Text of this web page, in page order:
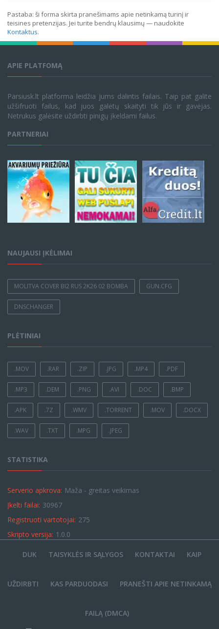
Pastaba: ši forma skirta pranešimams apie netinkamą turinį ir
teisines pretenzijas. Jei turite bendrų klausimų — naudokite
Kontaktus.
APIE PLATFOMĄ
Parsiusk.lt platforma leidžia jums dalintis failais. Taip pat galite
užšifruoti failus, kad juos galėtų skaityti tik jūs ir gavėjas.
Netrukus galėsite uždirbti pinigų įkeldami failus.
PARTNERIAI
NAUJAUSI ĮKĖLIMAI
MOLITVA COVER BI2 RUS 2K26 02 BOMBA GUN.CFG
DNSCHANGER
PLĖTINIAI
.MOV .RAR .ZIP .JPG .MP4 .PDF
.MP3 .DEM .PNG .AVI .DOC .BMP
.APK .7Z .WMV .TORRENT .MOV .DOCX
.WAV .TXT .MPG .JPEG
STATISTIKA
Serverio apkrova: Maža - greitas veikimas
Įkelti failai: 30967
Registruoti vartotojai: 275
Skripto versija: 1.0.0
DUK TAISYKLĖS IR SĄLYGOS KONTAKTAI KAIP
UŽDIRBTI KAS PARDUODASI PRANEŠTI APIE NETINKAMĄ
FAILĄ (DMCA)